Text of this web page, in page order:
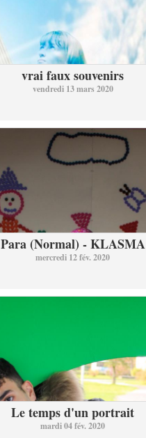
vrai faux souvenirs
vendredi 13 mars 2020
Para (Normal) - KLASMA
mercredi 12 fév. 2020
Le temps d'un portrait
mardi 04 fév. 2020